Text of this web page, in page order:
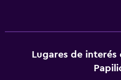
Lugares de interés